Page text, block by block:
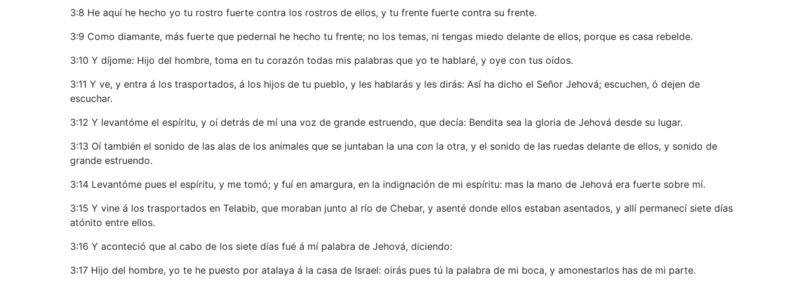
3:8 He aquí he hecho yo tu rostro fuerte contra los rostros de ellos, y tu frente fuerte contra su frente.
3:9 Como diamante, más fuerte que pedernal he hecho tu frente; no los temas, ni tengas miedo delante de ellos, porque es casa rebelde.
3:10 Y díjome: Hijo del hombre, toma en tu corazón todas mis palabras que yo te hablaré, y oye con tus oídos.
3:11 Y ve, y entra á los trasportados, á los hijos de tu pueblo, y les hablarás y les dirás: Así ha dicho el Señor Jehová; escuchen, ó dejen de
escuchar.
3:12 Y levantóme el espíritu, y oí detrás de mí una voz de grande estruendo, que decía: Bendita sea la gloria de Jehová desde su lugar.
3:13 Oí también el sonido de las alas de los animales que se juntaban la una con la otra, y el sonido de las ruedas delante de ellos, y sonido de
grande estruendo.
3:14 Levantóme pues el espíritu, y me tomó; y fuí en amargura, en la indignación de mi espíritu: mas la mano de Jehová era fuerte sobre mí.
3:15 Y vine á los trasportados en Telabib, que moraban junto al río de Chebar, y asenté donde ellos estaban asentados, y allí permanecí siete días
atónito entre ellos.
3:16 Y aconteció que al cabo de los siete días fué á mí palabra de Jehová, diciendo:
3:17 Hijo del hombre, yo te he puesto por atalaya á la casa de Israel: oirás pues tú la palabra de mi boca, y amonestarlos has de mi parte.